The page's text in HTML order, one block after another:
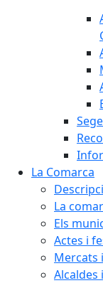
La Comarca
La
Els
Actes i
Mercats
Alcaldes